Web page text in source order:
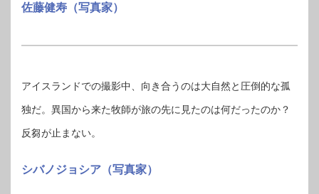
佐藤健寿（写真家）
アイスランドでの撮影中、向き合うのは大自然と圧倒的な孤
独だ。異国から来た牧師が旅の先に見たのは何だったのか？
反芻が止まない。
シバノジョシア（写真家）